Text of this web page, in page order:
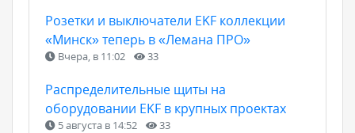
Розетки и выключатели EKF коллекции
«Минск» теперь в «Лемана ПРО»
Вчера, в 11:02 33
Распределительные щиты на
оборудовании EKF в крупных проектах
5 августа в 14:52 33